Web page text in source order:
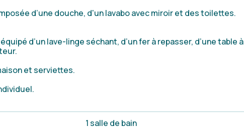
d’une douche, d'un lavabo avec miroir et des toilettes.
d’un lave-linge séchant, d’un fer à repasser, d’une table à
et serviettes.
1 salle de bain